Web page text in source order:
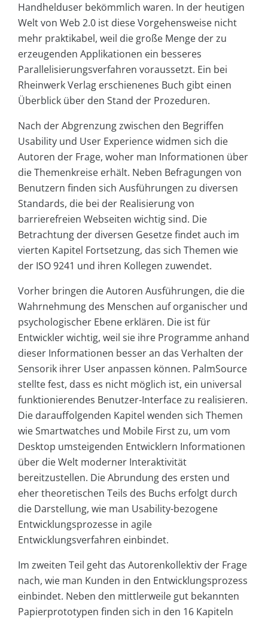
Handhelduser bekömmlich waren. In der heutigen
Welt von Web 2.0 ist diese Vorgehensweise nicht
mehr praktikabel, weil die große Menge der zu
erzeugenden Applikationen ein besseres
Parallelisierungsverfahren voraussetzt. Ein bei
Rheinwerk Verlag erschienenes Buch gibt einen
Überblick über den Stand der Prozeduren.
Nach der Abgrenzung zwischen den Begriffen
Usability und User Experience widmen sich die
Autoren der Frage, woher man Informationen über
die Themenkreise erhält. Neben Befragungen von
Benutzern finden sich Ausführungen zu diversen
Standards, die bei der Realisierung von
barrierefreien Webseiten wichtig sind. Die
Betrachtung der diversen Gesetze findet auch im
vierten Kapitel Fortsetzung, das sich Themen wie
der ISO 9241 und ihren Kollegen zuwendet.
Vorher bringen die Autoren Ausführungen, die die
Wahrnehmung des Menschen auf organischer und
psychologischer Ebene erklären. Die ist für
Entwickler wichtig, weil sie ihre Programme anhand
dieser Informationen besser an das Verhalten der
Sensorik ihrer User anpassen können. PalmSource
stellte fest, dass es nicht möglich ist, ein universal
funktionierendes Benutzer-Interface zu realisieren.
Die darauffolgenden Kapitel wenden sich Themen
wie Smartwatches und Mobile First zu, um vom
Desktop umsteigenden Entwicklern Informationen
über die Welt moderner Interaktivität
bereitzustellen. Die Abrundung des ersten und
eher theoretischen Teils des Buchs erfolgt durch
die Darstellung, wie man Usability-bezogene
Entwicklungsprozesse in agile
Entwicklungsverfahren einbindet.
Im zweiten Teil geht das Autorenkollektiv der Frage
nach, wie man Kunden in den Entwicklungsprozess
einbindet. Neben den mittlerweile gut bekannten
Papierprototypen finden sich in den 16 Kapiteln